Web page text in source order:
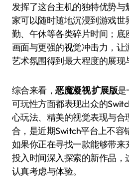
发挥了这台主机的独特优势与
家可以随时随地沉浸到游戏世
勤、午休等各类碎片时间；底
画面与更强的视觉冲击力，让
艺术氛围得到最大程度的展现
综合来看，恶魔凝视 扩展版是
可玩性方面都表现出众的
心玩法、精美的视觉表现与合
合，是近期Switch平台上不容
如果你正在寻找一款能够带来
投入时间深入探索的新作品，
认真考虑与体验。